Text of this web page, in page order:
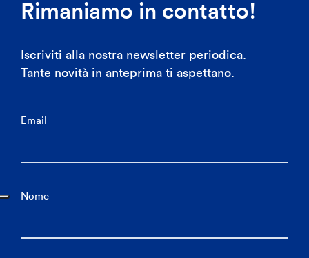
Rimaniamo in contatto!
Iscriviti alla nostra newsletter periodica.
Tante novità in anteprima ti aspettano.
Email
Nome